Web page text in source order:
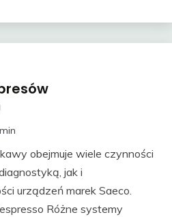
obejmuje wiele czynności
jak i
urządzeń marek Saeco.
Różne systemy